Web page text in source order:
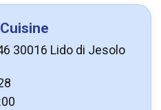
30016 Lido di Jesolo